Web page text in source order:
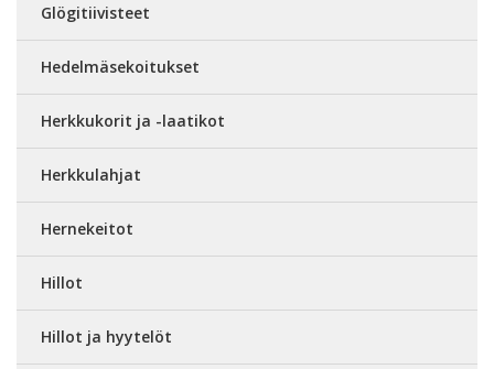
Glögitiivisteet
Hedelmäsekoitukset
Herkkukorit ja -laatikot
Herkkulahjat
Hernekeitot
Hillot
Hillot ja hyytelöt